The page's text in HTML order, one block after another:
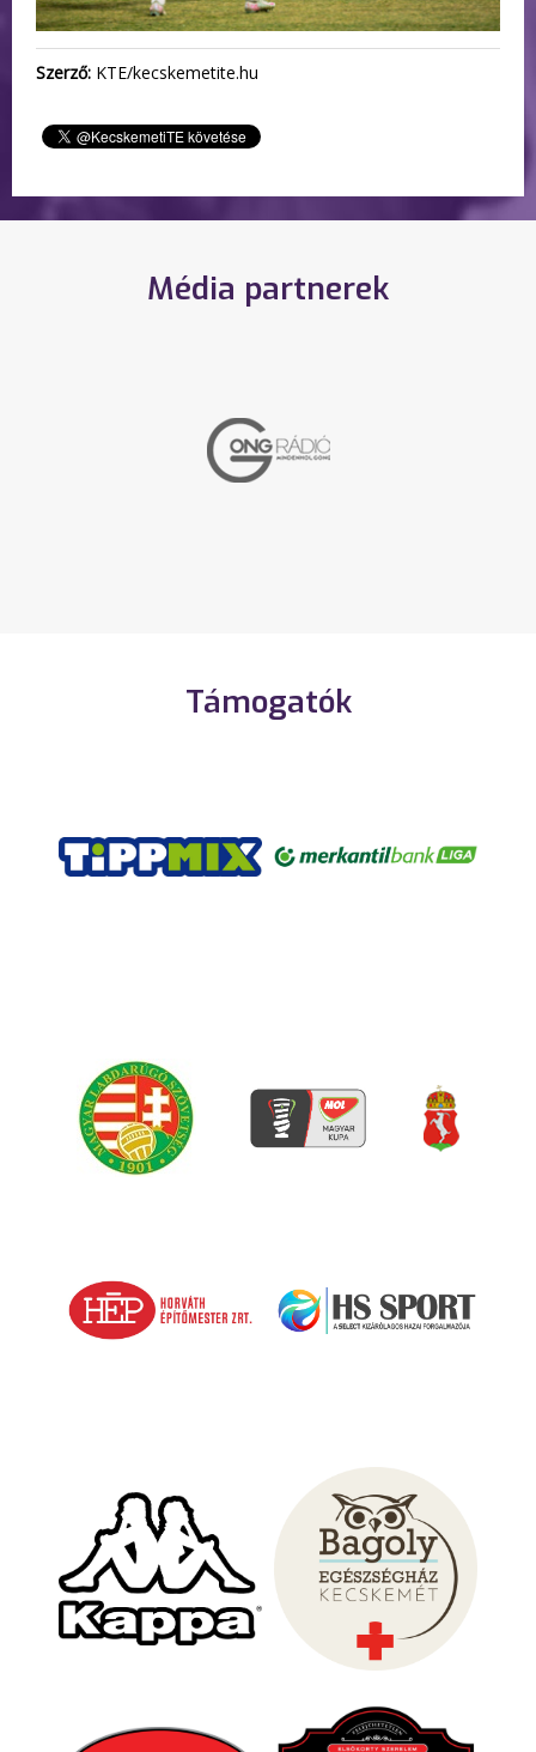
Szerző: KTE/kecskemetite.hu
Média partnerek
Támogatók